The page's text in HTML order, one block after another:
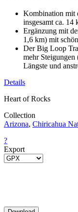
Kombination mit
insgesamt ca. 14
Ergänzung mit
1,6 km) mit
Der Big Loop
mehr Steigungen
Längste und
Details
Heart of Rocks
Collection
Arizona, Chiricahua
?
Export